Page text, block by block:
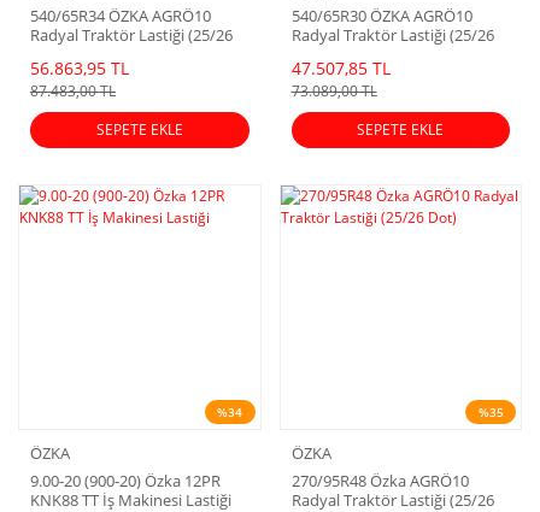
540/65R34 ÖZKA AGRÖ10
Radyal Traktör Lastiği (25/26
56.863,95 TL
87.483,00 TL
SEPETE EKLE
540/65R30 ÖZKA AGRÖ10
Radyal Traktör Lastiği (25/26
47.507,85 TL
73.089,00 TL
SEPETE EKLE
%34
ÖZKA
9.00-20 (900-20) Özka 12PR
KNK88 TT İş Makinesi Lastiği
%35
ÖZKA
270/95R48 Özka AGRÖ10
Radyal Traktör Lastiği (25/26